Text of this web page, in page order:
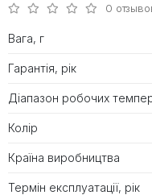
0
Вага, г
Гарантія, рік
Діапазон робочих
Колір
Країна виробництва
Термін експлуатації, рік